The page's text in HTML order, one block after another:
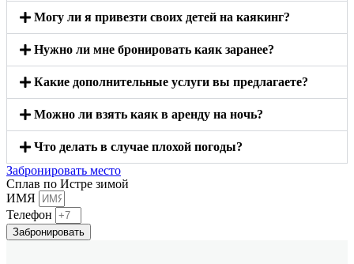
Могу ли я привезти своих детей на каякинг?
Нужно ли мне бронировать каяк заранее?
Какие дополнительные услуги вы предлагаете?
Можно ли взять каяк в аренду на ночь?
Что делать в случае плохой погоды?
Забронировать место
Сплав по Истре зимой
ИМЯ
Телефон
Забронировать